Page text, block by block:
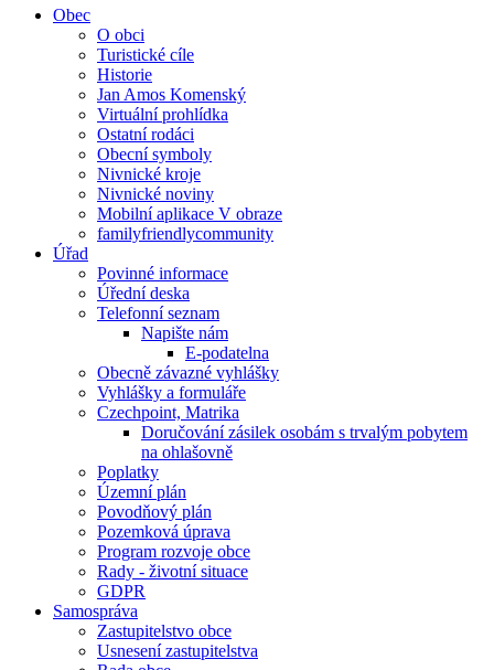
Obec
O obci
Turistické cíle
Historie
Jan Amos Komenský
Virtuální prohlídka
Ostatní rodáci
Obecní symboly
Nivnické kroje
Nivnické noviny
Mobilní aplikace V obraze
familyfriendlycommunity
Úřad
Povinné informace
Úřední deska
Telefonní seznam
Napište nám
E-podatelna
Obecně závazné vyhlášky
Vyhlášky a formuláře
Czechpoint, Matrika
Doručování zásilek osobám s trvalým pobytem
na ohlašovně
Poplatky
Územní plán
Povodňový plán
Pozemková úprava
Program rozvoje obce
Rady - životní situace
GDPR
Samospráva
Zastupitelstvo obce
Usnesení zastupitelstva